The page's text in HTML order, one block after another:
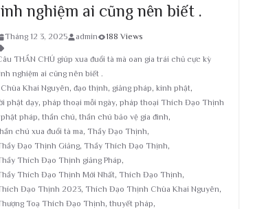
nghiệm ai cũng nên biết .
Tháng 12 3, 2025 admin 188 Views
THẦN CHÚ giúp xua đuổi tà mà oan gia trái chủ cực kỳ
nghiệm ai cũng nên biết .
Chùa Khai Nguyên,đạo thịnh, giảng pháp,kinh phật,
phật dạy,pháp thoại mỗi ngày,pháp thoại Thích Đạo Thịnh
phật pháp,thần chú,thần chú bảo vệ gia đình,
chú xua đuổi tà ma, Thầy Đạo Thịnh,
Đạo Thịnh Giảng, Thầy Thích Đạo Thịnh,
Thích Đạo Thịnh giảng Pháp,
Thích Đạo Thịnh Mới Nhất, Thích Đạo Thịnh,
Đạo Thịnh 2023, Thích Đạo Thịnh Chùa Khai Nguyên,
Toạ Thích Đạo Thịnh,thuyết pháp,